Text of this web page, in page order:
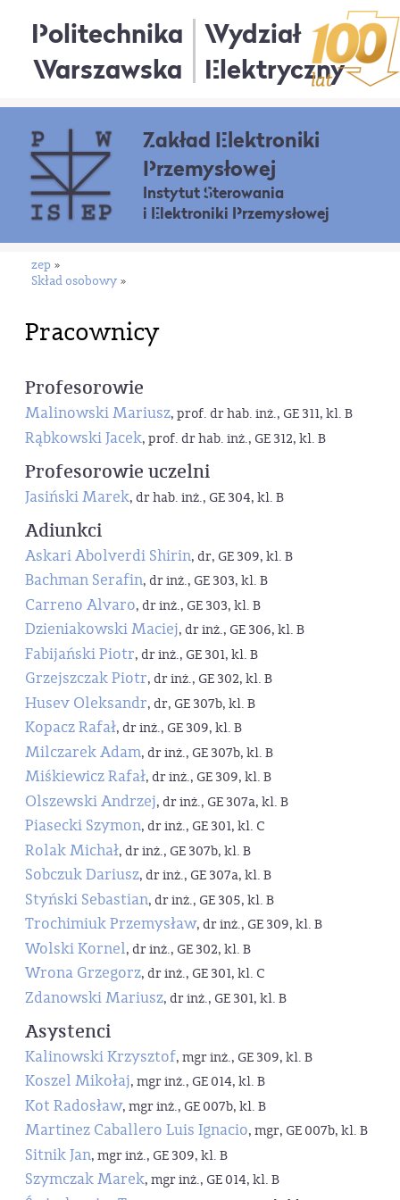
Politechnika
Warszawska
Wydział
Elektryczny
Zakład Elektroniki
Przemysłowej
Instytut Sterowania
i Elektroniki Przemysłowej
zep »
Skład osobowy »
Pracownicy
Profesorowie
Malinowski Mariusz, prof. dr hab. inż., GE 311, kl. B
Rąbkowski Jacek, prof. dr hab. inż., GE 312, kl. B
Profesorowie uczelni
Jasiński Marek, dr hab. inż., GE 304, kl. B
Adiunkci
Askari Abolverdi Shirin, dr, GE 309, kl. B
Bachman Serafin, dr inż., GE 303, kl. B
Carreno Alvaro, dr inż., GE 303, kl. B
Dzieniakowski Maciej, dr inż., GE 306, kl. B
Fabijański Piotr, dr inż., GE 301, kl. B
Grzejszczak Piotr, dr inż., GE 302, kl. B
Husev Oleksandr, dr, GE 307b, kl. B
Kopacz Rafał, dr inż., GE 309, kl. B
Milczarek Adam, dr inż., GE 307b, kl. B
Miśkiewicz Rafał, dr inż., GE 309, kl. B
Olszewski Andrzej, dr inż., GE 307a, kl. B
Piasecki Szymon, dr inż., GE 301, kl. C
Rolak Michał, dr inż., GE 307b, kl. B
Sobczuk Dariusz, dr inż., GE 307a, kl. B
Styński Sebastian, dr inż., GE 305, kl. B
Trochimiuk Przemysław, dr inż., GE 309, kl. B
Wolski Kornel, dr inż., GE 302, kl. B
Wrona Grzegorz, dr inż., GE 301, kl. C
Zdanowski Mariusz, dr inż., GE 301, kl. B
Asystenci
Kalinowski Krzysztof, mgr inż., GE 309, kl. B
Koszel Mikołaj, mgr inż., GE 014, kl. B
Kot Radosław, mgr inż., GE 007b, kl. B
Martinez Caballero Luis Ignacio, mgr, GE 007b, kl. B
Sitnik Jan, mgr inż., GE 309, kl. B
Szymczak Marek, mgr inż., GE 014, kl. B